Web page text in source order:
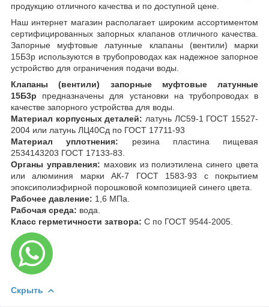
продукцию отличного качества и по доступной цене.
Наш интернет магазин располагает широким ассортиментом
сертифицированных запорных клапанов отличного качества.
Запорные муфтовые латунные клапаны (вентили) марки
15Б3р используются в трубопроводах как надежное запорное
устройство для ограничения подачи воды.
Клапаны (вентили) запорные муфтовые латунные
15Б3р предназначены для установки на трубопроводах в
качестве запорного устройства для воды.
Материал корпусных деталей: латунь ЛС59-1 ГОСТ 15527-
2004 или латунь ЛЦ40Сд по ГОСТ 17711-93
Материал уплотнения: резина пластина пищевая
2534143203 ГОСТ 17133-83.
Органы управления: маховик из полиэтилена синего цвета
или алюминия марки АК-7 ГОСТ 1583-93 с покрытием
эпоксиполиэфирной порошковой композицией синего цвета.
Рабочее давление: 1,6 МПа.
Рабочая среда: вода.
Класс герметичности затвора: С по ГОСТ 9544-2005.
Скрыть